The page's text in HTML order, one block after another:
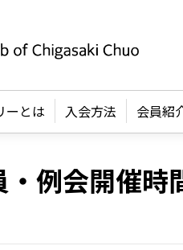
ーとは 入会方法 会員紹
例会開催時